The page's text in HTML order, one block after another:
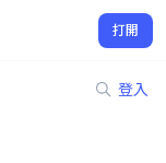
打開
登入